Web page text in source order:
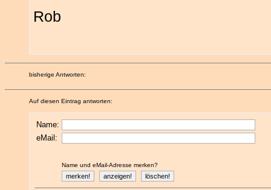
Rob
bisherige Antworten:
Auf diesen Eintrag antworten:
Name:
eMail:
Name und eMail-Adresse merken?